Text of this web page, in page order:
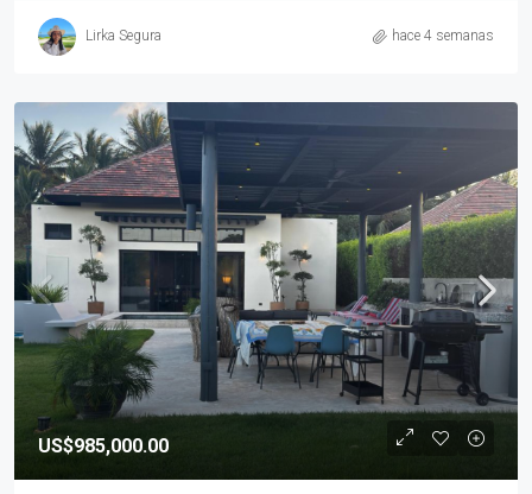
Lirka Segura hace 4 semanas
US$985,000.00